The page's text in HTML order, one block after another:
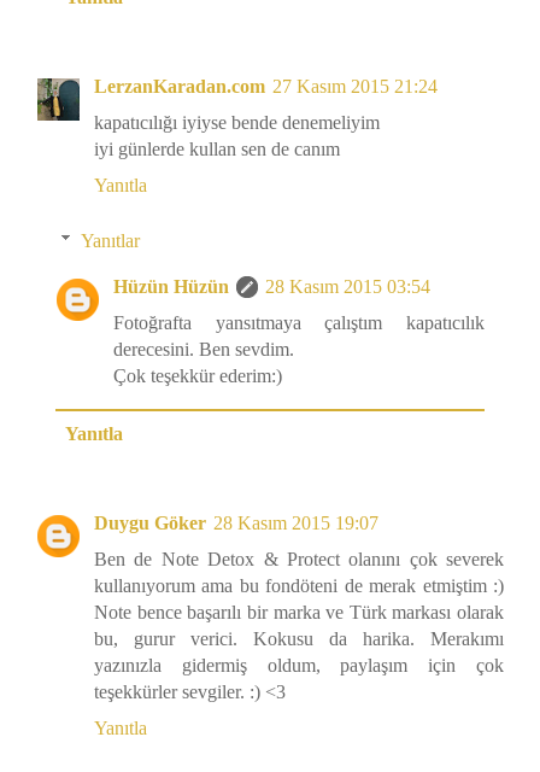
LerzanKaradan.com 27 Kasım 2015 21:24
kapatıcılığı iyiyse bende denemeliyim
iyi günlerde kullan sen de canım
Yanıtla
Yanıtlar
Hüzün Hüzün
28 Kasım 2015 03:54
Fotoğrafta yansıtmaya çalıştım kapatıcılık
derecesini. Ben sevdim.
Çok teşekkür ederim:)
Yanıtla
Duygu Göker 28 Kasım 2015 19:07
Ben de Note Detox & Protect olanını çok severek
kullanıyorum ama bu fondöteni de merak etmiştim :)
Note bence başarılı bir marka ve Türk markası olarak
bu, gurur verici. Kokusu da harika. Merakımı
yazınızla gidermiş oldum, paylaşım için çok
teşekkürler sevgiler. :) <3
Yanıtla